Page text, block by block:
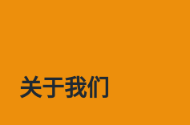
关于我们